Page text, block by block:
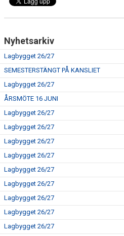
Nyhetsarkiv
Lagbygget 26/27
SEMESTERSTÄNGT PÅ KANSLIET
Lagbygget 26/27
ÅRSMÖTE 16 JUNI
Lagbygget 26/27
Lagbygget 26/27
Lagbygget 26/27
Lagbygget 26/27
Lagbygget 26/27
Lagbygget 26/27
Lagbygget 26/27
Lagbygget 26/27
Lagbygget 26/27